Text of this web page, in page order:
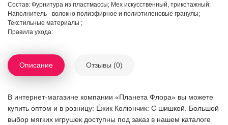
Состав: Фурнитура из пластмассы; Мех искусственный, трикотажный;
Наполнитель - волокно полиэфирное и полиэтиленовые гранулы;
Текстильные материалы ;
Правила ухода:
Описание Отзывы (0)
В интернет-магазине компании «Планета Флора» вы можете
купить оптом и в розницу: Ёжик Колюнчик: С шишкой. Большой
выбор мягких игрушек доступны под заказ в нашем каталоге